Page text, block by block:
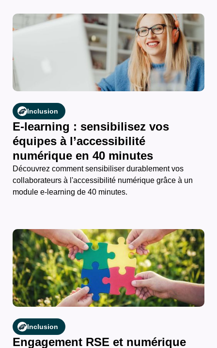
Inclusion
E-learning : sensibilisez vos
équipes à l’accessibilité
numérique en 40 minutes
Découvrez comment sensibiliser durablement vos
collaborateurs à l'accessibilité numérique grâce à un
module e-learning de 40 minutes.
Inclusion
Engagement RSE et numérique